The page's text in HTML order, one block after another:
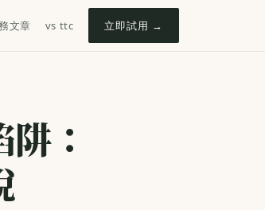
文章 vs ttc 立即試用 →
：